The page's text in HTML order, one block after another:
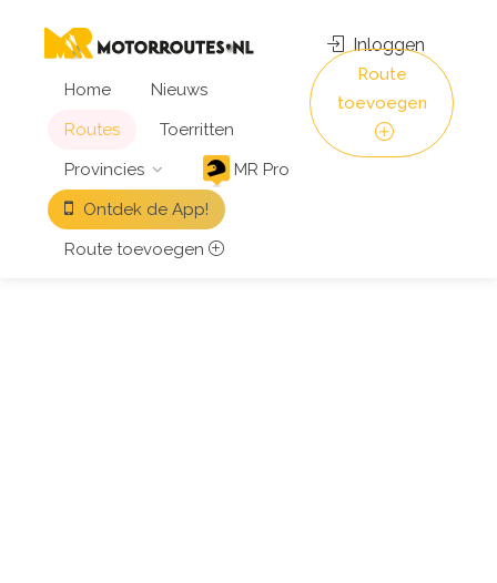
Home
Nieuws
Routes
Toerritten
Provincies
MR Pro
Ontdek de App!
Route toevoegen
Inloggen
Route
toevoegen